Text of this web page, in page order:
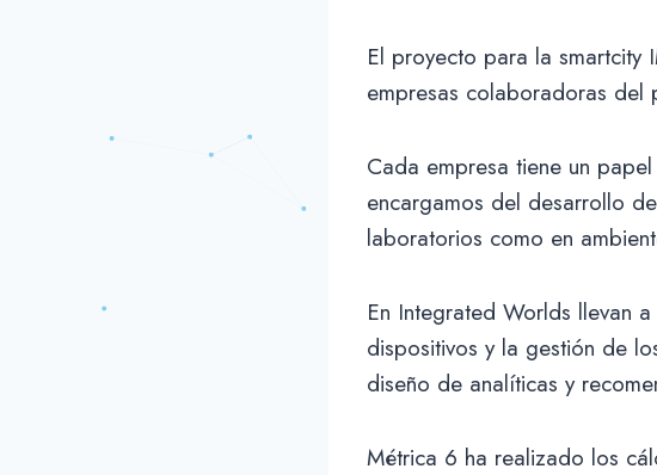
El proyecto para la
empresas colaboradoras del
Cada empresa tiene un
encargamos del desarrollo
laboratorios como en
En Integrated Worlds llevan
dispositivos y la gestión de
diseño de analíticas y
Métrica 6 ha realizado los